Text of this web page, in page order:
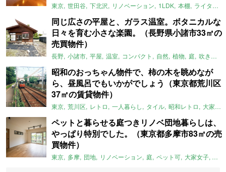
東京 世田谷 下北沢 リノベーション 1LDK 本棚 ライター：ほしりょうこ
同じ広さの平屋と、ガラス温室。ボタニカルな
日々を育む小さな楽園。（長野県小諸市33㎡の
売買物件）
長野 小諸市 平屋 温室 コンパクト 自然 植物 庭 吹き抜け
昭和のおっちゃん物件で、柿の木を眺めなが
ら、昼風呂でもいかがでしょう（東京都荒川区
37㎡の賃貸物件）
東京 荒川区 レトロ 一人暮らし タイル 昭和レトロ 大家女子
ペットと暮らせる庭つきリノベ団地暮らしは、
やっぱり特別でした。（東京都多摩市83㎡の売
買物件）
東京 多摩 団地 リノベーション 庭 ペット可 大家女子 団